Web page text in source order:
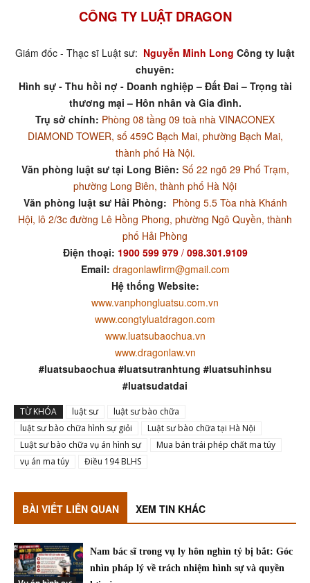
CÔNG TY LUẬT DRAGON
Giám đốc - Thạc sĩ Luật sư: Nguyễn Minh Long Công ty luật
chuyên:
Hình sự - Thu hồi nợ - Doanh nghiệp – Đất Đai – Trọng tài
thương mại – Hôn nhân và Gia đình.
Trụ sở chính: Phòng 08 tầng 09 toà nhà VINACONEX
DIAMOND TOWER, số 459C Bạch Mai, phường Bạch Mai,
thành phố Hà Nội.
Văn phòng luật sư tại Long Biên: Số 22 ngõ 29 Phố Trạm,
phường Long Biên, thành phố Hà Nội
Văn phòng luật sư Hải Phòng: Phòng 5.5 Tòa nhà Khánh
Hội, lô 2/3c đường Lê Hồng Phong, phường Ngô Quyền, thành
phố Hải Phòng
Điện thoại: 1900 599 979/ 098.301.9109
Email: dragonlawfirm@gmail.com
Hệ thống Website:
www.vanphongluatsu.com.vn
www.congtyluatdragon.com
www.luatsubaochua.vn
www.dragonlaw.vn
#luatsubaochua #luatsutranhtung #luatsuhinhsu
#luatsudatdai
TỪ KHÓA luật sư
luật sư bào chữa
luật sư bào chữa hình sự giỏi
Luật sư bào chữa tại Hà Nội
Luật sư bào chữa vụ án hình sự
Mua bán trái phép chất ma túy
vụ án ma túy
Điều 194 BLHS
BÀI VIẾT LIÊN QUAN XEM TIN KHÁC
Nam bác sĩ trong vụ ly hôn nghìn tỷ bị bắt: Góc
nhìn pháp lý về trách nhiệm hình sự và quyền